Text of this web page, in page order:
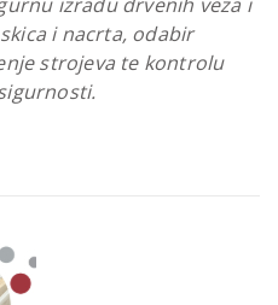
i nacrta, odabir
strojeva te kontrolu